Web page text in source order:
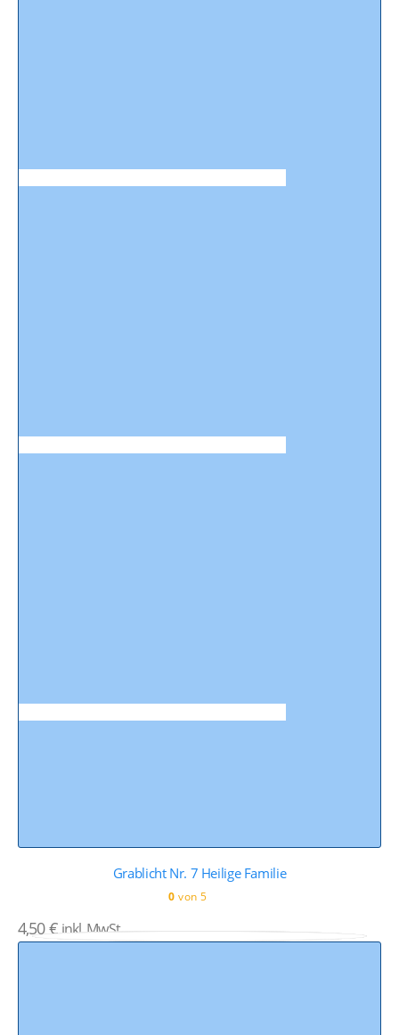
Grablicht Nr. 7 Heilige Familie
0 von 5
4,50€ inkl. MwSt